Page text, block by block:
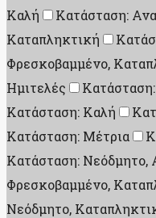
Καλή
Κατάσταση:
Καταπληκτική
Φρεσκοβαμμένο,
Ημιτελές
Κατάσταση: Καλή
Κατάσταση: Μέτρια
Κατάσταση: Νεόδμητο,
Φρεσκοβαμμένο,
Νεόδμητο,